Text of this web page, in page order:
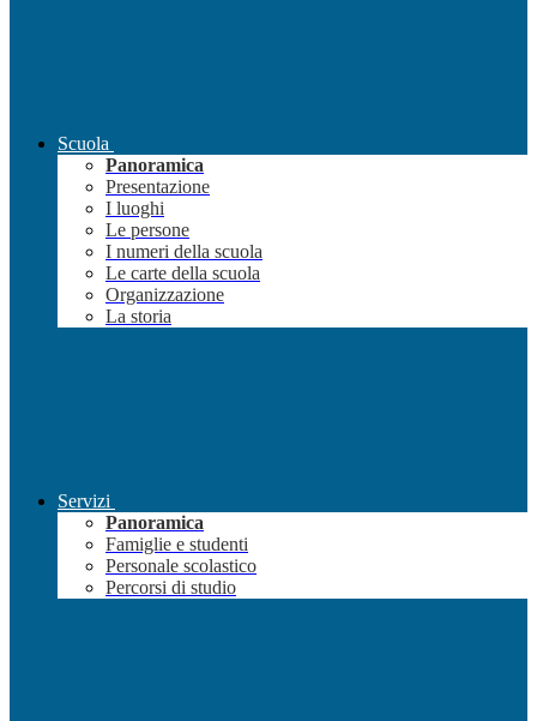
Scuola
Panoramica
Presentazione
I luoghi
Le persone
I numeri della scuola
Le carte della scuola
Organizzazione
La storia
Servizi
Panoramica
Famiglie e studenti
Personale scolastico
Percorsi di studio